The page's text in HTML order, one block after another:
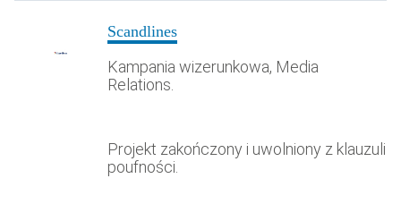
Scandlines
Kampania wizerunkowa, Media
Relations.
Projekt zakończony i uwolniony z klauzuli
poufności.